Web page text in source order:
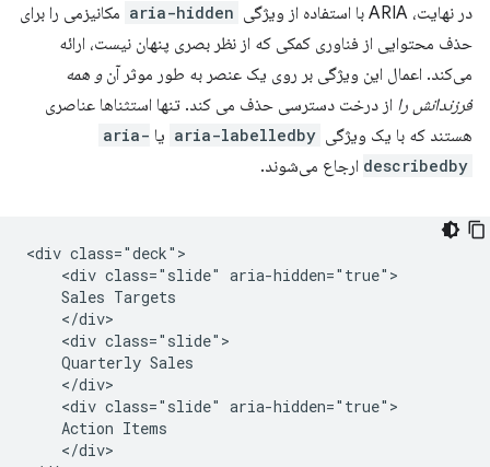
در نهایت، ARIA با استفاده از ویژگی aria-hidden مکانیزمی را برای
حذف محتوایی از فناوری کمکی که از نظر بصری پنهان نیست، ارائه
می‌کند. اعمال این ویژگی بر روی یک عنصر به طور موثر آنو همه
فرزندانش را از درخت دسترسی حذف می کند. تنها استثناها عناصری
هستند که با یک ویژگی aria-labelledby یا aria-
describedby ارجاع می‌شوند.
<div class="deck">
    <div class="slide" aria-hidden="true">
    Sales Targets
    </div>
    <div class="slide">
    Quarterly Sales
    </div>
    <div class="slide" aria-hidden="true">
    Action Items
    </div>